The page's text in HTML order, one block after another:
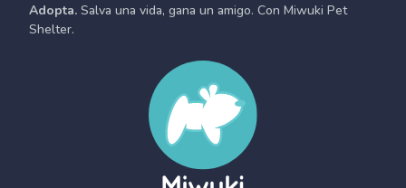
Adopta. Salva una vida, gana un amigo. Con Miwuki Pet
Shelter.